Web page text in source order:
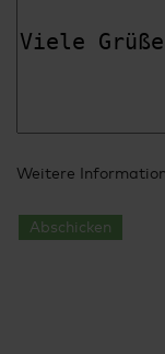
Weitere
Abschicken